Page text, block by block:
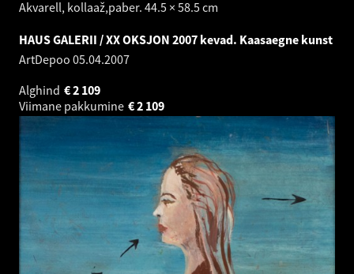
Akvarell, kollaaž,paber. 44.5 × 58.5 cm
HAUS GALERII / XX OKSJON 2007 kevad. Kaasaegne kunst
ArtDepoo 05.04.2007
Alghind
2 109
€
Viimane pakkumine
2 109
€